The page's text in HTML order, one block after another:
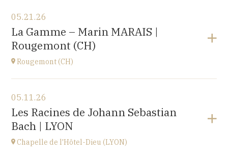
Boutersem
promenade dans la ville
at14H
05.21.26
La Gamme – Marin MARAIS |
Rougemont (CH)
Rougemont (CH)
Église réformée Saint-Nicolas-de-Myre de
Rougemont,
route de Flendruz 1, 1659 Rougemont, SUISSE
20H00
Go to site
05.11.26
Les Racines de Johann Sebastian
Bach | LYON
Chapelle de l'Hôtel-Dieu (LYON)